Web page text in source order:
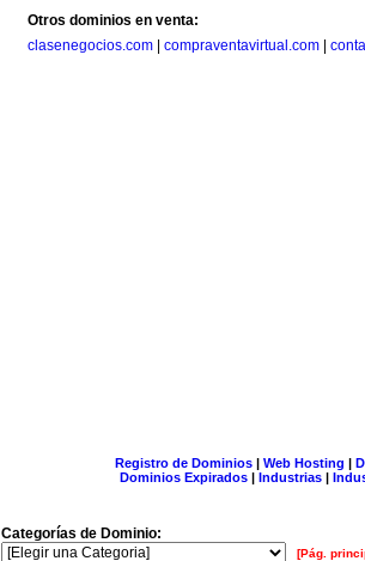
Otros dominios en venta:
clasenegocios.com
compraventavirtual.com
Registro de Dominios| Web Hosting |
Dominios Expirados | Industrias |
Categorías de Dominio:
[Pág.